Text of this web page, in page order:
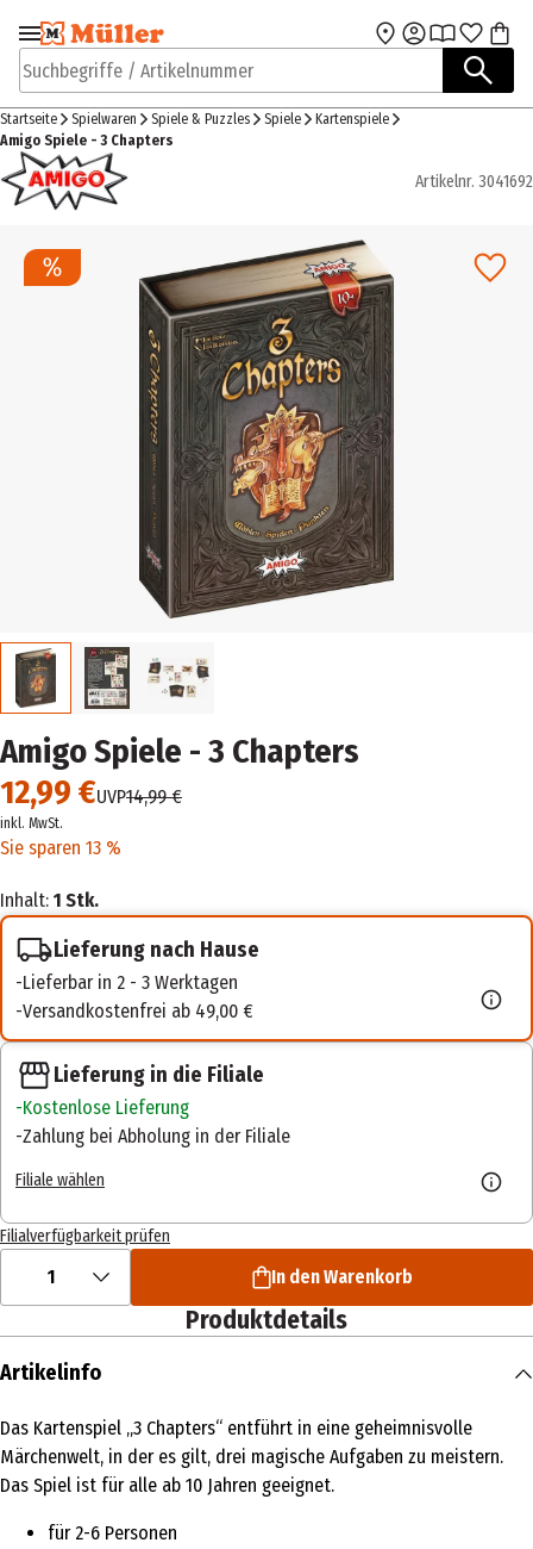
Zur Navigation
springen
Zum Hauptinhalt
Suchbegriffe / Artikelnummer
Startseite Spielwaren Spiele & Puzzles Spiele
Kartenspiele
Amigo Spiele - 3 Chapters
Artikelnr. 3041692
Amigo Spiele - 3 Chapters
12,99 €UVP14,99 €
inkl. MwSt.
Sie sparen 13 %
Inhalt: 1 Stk.
Lieferung nach Hause
Lieferbar in 2 - 3 Werktagen
Versandkostenfrei ab 49,00 €
Lieferung in die Filiale
Kostenlose Lieferung
Zahlung bei Abholung in der Filiale
Filiale wählen
Filialverfügbarkeit prüfen
1 In den Warenkorb
Produktdetails
Artikelinfo
Das Kartenspiel „3 Chapters“ entführt in eine geheimnisvolle
Märchenwelt, in der es gilt, drei magische Aufgaben zu meistern.
Das Spiel ist für alle ab 10 Jahren geeignet.
für 2-6 Personen